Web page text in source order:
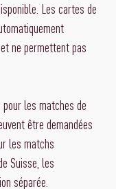
Les cartes de
ne permettent pas
les matches de
être demandées
les matchs
Suisse, les
séparée.